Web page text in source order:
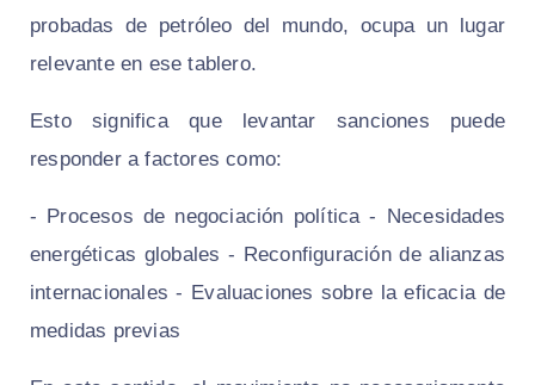
probadas de petróleo del mundo, ocupa un lugar
relevante en ese tablero.
Esto significa que levantar sanciones puede
responder a factores como:
- Procesos de negociación política - Necesidades
energéticas globales - Reconfiguración de alianzas
internacionales - Evaluaciones sobre la eficacia de
medidas previas